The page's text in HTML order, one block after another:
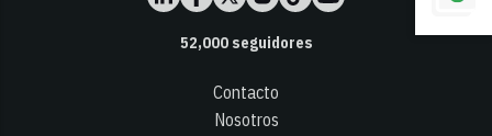
52,000seguidores
Contacto
Nosotros